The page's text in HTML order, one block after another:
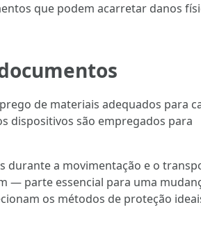
que podem acarretar danos
de materiais adequados para
dispositivos são empregados para
durante a movimentação e o
— parte essencial para uma
os métodos de proteção